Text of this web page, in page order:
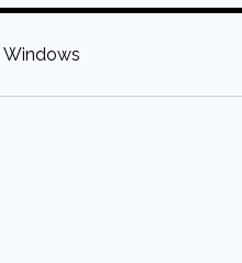
:Windows